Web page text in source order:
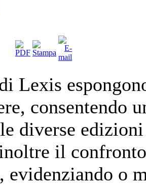
Lexis
consentendo
diverse
il
evidenziando o